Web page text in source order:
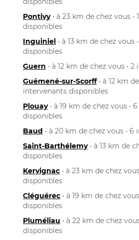
Pontivy• à 23 km de chez vous •
disponibles
Inguiniel • à 13 km de chez vous
disponibles
Guern • à 12 km de chez vous •
Guémené-sur-Scorff• à 12 km
intervenants disponibles
Plouay• à 19 km de chez vous •
disponibles
Baud • à 20 km de chez vous •
Saint-Barthélemy• à 13 km de
disponibles
Kervignac • à 23 km de chez
disponibles
Cléguérec • à 19 km de chez
disponibles
Pluméliau • à 22 km de chez
disponibles